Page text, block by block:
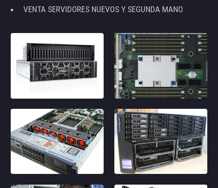
VENTA SERVIDORES NUEVOS Y SEGUNDA MANO